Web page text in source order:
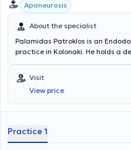
Aponeurosis
About the specialist
Palamidas Patroklos is an
practice in Kolonaki. He holds a
postgraduate training in
York. He is a member of the AAE
Endodontists). Finally, he
training.
Visit
View price
Practice 1